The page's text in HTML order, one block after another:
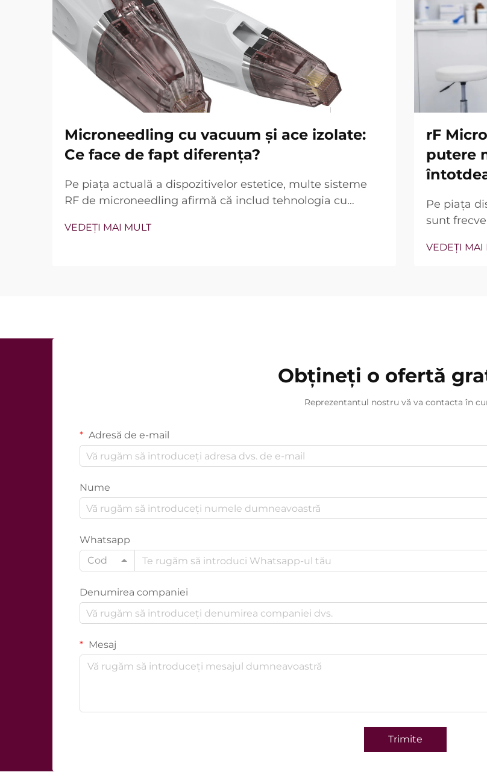
Microneedling cu vacuum și ace izolate:
Ce face de fapt diferența?
Pe piața actuală a dispozitivelor estetice, multe sisteme
RF de microneedling afirmă că includ tehnologia cu
dacă aceste caracteristici există, ci cum funcționează
VEDEȚI MAI MULT
rF
putere
Pe piața
sunt
Totuși,
VEDEȚI MAI
Obțineți o ofertă
Reprezentantul nostru vă va contacta în
Adresă de e-mail
Nume
Whatsapp
Cod
Denumirea companiei
Mesaj
Trimite